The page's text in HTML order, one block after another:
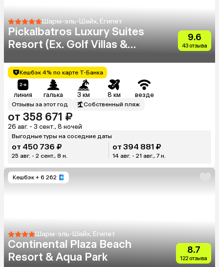
Шарм-эль-Шейх, Египет
Pickalbatros Luxury Suites
Resort (Ex. Golf Villas &
9.6
43 отзыва
Кешбэк 4% по карте Т-Банка
линия галька 3 км 8 км везде
Отзывы за этот год Собственный пляж
от 358 671 ₽
26 авг. - 3 сент., 8 ночей
Выгодные туры на соседние даты
от 450 736 ₽
25 авг. - 2 сент., 8 н.
от 394 881 ₽
14 авг. - 21 авг., 7 н.
Кешбэк + 6 262
Шарм-эль-Шейх, Египет
Continental Plaza Beach
Resort & Aqua Park
8.7
122 отзыва